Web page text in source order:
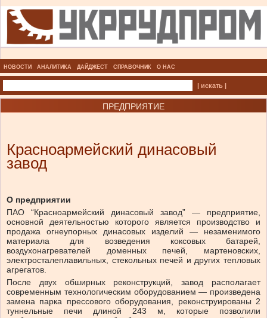
НОВОСТИ АНАЛИТИКА ДАЙДЖЕСТ СПРАВОЧНИК О НАС
| искать |
ПРЕДПРИЯТИЕ
Красноармейский динасовый
завод
О предприятии
ПАО “Красноармейский динасовый завод” — предприятие,
основной деятельностью которого является производство и
продажа огнеупорных динасовых изделий — незаменимого
материала для возведения коксовых батарей,
воздухонагревателей доменных печей, мартеновских,
электросталеплавильных, стекольных печей и других тепловых
агрегатов.
После двух обширных рeконструкций, завод располагает
современным технологическим оборудованием — произведена
замена парка прессовoго оборудования, реконструированы 2
туннельные печи длиной 243 м, которые позволили